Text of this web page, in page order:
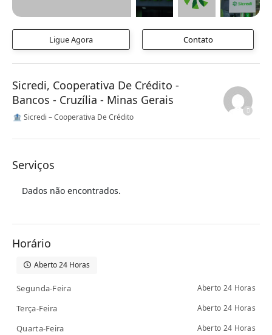
Ligue Agora Contato
Sicredi, Cooperativa De Crédito -
Bancos - Cruzília - Minas Gerais
🏦 Sicredi – Cooperativa De Crédito
Serviços
Dados não encontrados.
Horário
Aberto 24 Horas
Segunda-Feira Aberto 24 Horas
Terça-Feira Aberto 24 Horas
Quarta-Feira Aberto 24 Horas